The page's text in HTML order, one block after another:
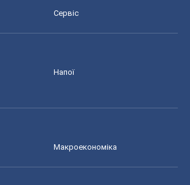
Сервіс
Напої
Макроекономіка